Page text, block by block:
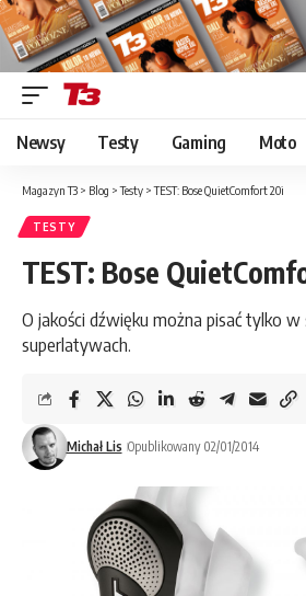
Newsy Testy Gaming Moto
Magazyn T3 > Blog >Testy >TEST: Bose QuietComfort 20i
TESTY
TEST: Bose
O jakości dźwięku można pisać tylko w
superlatywach.
Michał Lis Opublikowany 02/01/2014